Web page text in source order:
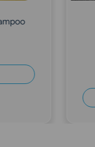
Mer Original
Shampoo –